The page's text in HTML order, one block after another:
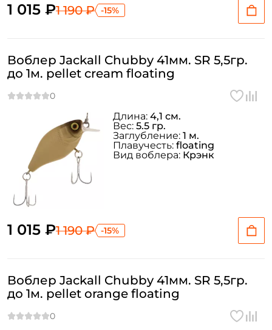
1 015 ₽1 190 ₽ -15%
Воблер Jackall Chubby 41мм. SR 5,5гр.
до 1м. pellet cream floating
1 015 ₽1 190 ₽ -15%
Длина: 4,1 см.
Вес: 5.5 гр.
Заглубление: 1 м.
Плавучесть: floating
Вид воблера: Крэнк
Воблер Jackall Chubby 41мм. SR 5,5гр.
до 1м. pellet orange floating